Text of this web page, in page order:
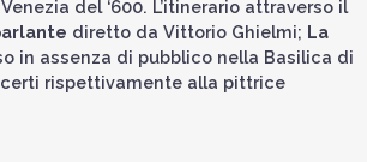
del ‘600. L’itinerario attraverso il
diretto da Vittorio Ghielmi; La
in assenza di pubblico nella Basilica di
rispettivamente alla pittrice